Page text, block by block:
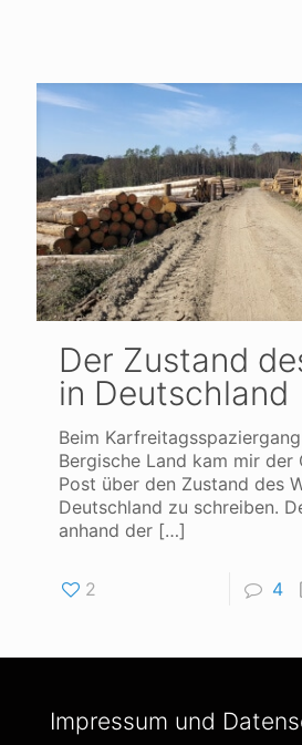
Der Zustand
in Deutschland
Beim
Bergische Land kam mir der
Post über den Zustand des
Deutschland zu schreiben.
anhand der […]
2 4
Impressum und